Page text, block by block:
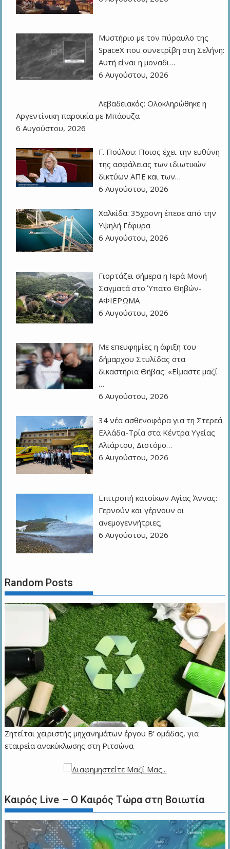
Μυστήριο με τον πύραυλο της
SpaceX που συνετρίβη στη Σελήνη:
Αυτή είναι η μοναδι…
6 Αυγούστου, 2026
Λεβαδειακός: Ολοκληρώθηκε η
Αργεντίνικη παροικία με Μπάουζα
6 Αυγούστου, 2026
Γ. Πούλου: Ποιος έχει την ευθύνη
της ασφάλειας των ιδιωτικών
δικτύων ΑΠΕ και των…
6 Αυγούστου, 2026
Χαλκίδα: 35χρονη έπεσε από την
Υψηλή Γέφυρα
6 Αυγούστου, 2026
Γιορτάζει σήμερα η Ιερά Μονή
Σαγματά στο Ύπατο Θηβών-
ΑΦΙΕΡΩΜΑ
6 Αυγούστου, 2026
Με επευφημίες η άφιξη του
δήμαρχου Στυλίδας στα
δικαστήρια Θήβας: «Είμαστε μαζί
…
6 Αυγούστου, 2026
34 νέα ασθενοφόρα για τη Στερεά
Ελλάδα-Τρία στα Κέντρα Υγείας
Αλιάρτου, Διστόμο…
6 Αυγούστου, 2026
Επιτροπή κατοίκων Αγίας Άννας:
Γερνούν και γέρνουν οι
ανεμογεννήτριες;
6 Αυγούστου, 2026
Random Posts
Ζητείται χειριστής μηχανημάτων έργου Β’ ομάδας, για
εταιρεία ανακύκλωσης στη Ριτσώνα
Καιρός Live – Ο Καιρός Τώρα στη Βοιωτία